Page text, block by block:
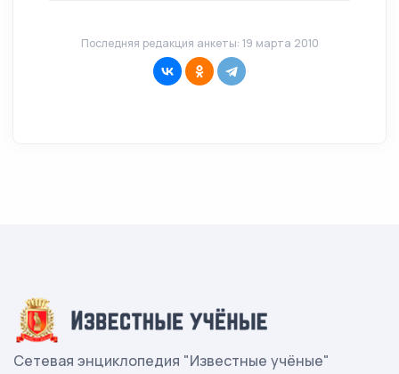
Последняя редакция анкеты: 19 марта 2010
Сетевая энциклопедия "Известные учёные"